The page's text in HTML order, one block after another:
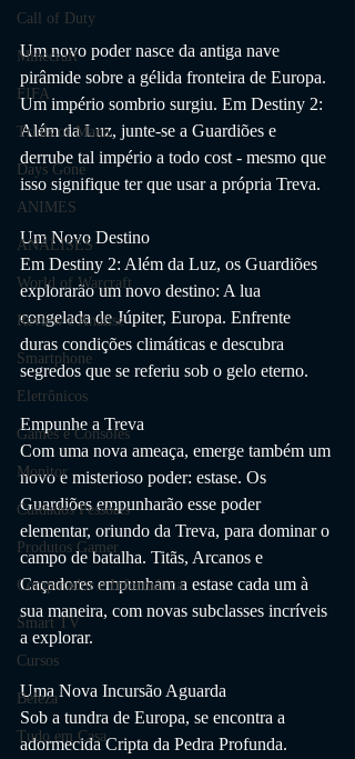
Call of Duty
Minecraft
FIFA
Trials of Mana
Days Gone
ANIMES
ANÁLISES
World of Warcraft
Review e Análise
Smartphone
Eletrônicos
Games e Consoles
Monitor
Cuidados Pessoais
Produtos Gamer
Computador e Informática
Smart TV
Cursos
Beleza
Tudo em Casa
Um novo poder nasce da antiga nave
pirâmide sobre a gélida fronteira de Europa.
Um império sombrio surgiu. Em Destiny 2:
Além da Luz, junte-se a Guardiões e
derrube tal império a todo cost - mesmo que
isso signifique ter que usar a própria Treva.
Um Novo Destino
Em Destiny 2: Além da Luz, os Guardiões
explorarão um novo destino: A lua
congelada de Júpiter, Europa. Enfrente
duras condições climáticas e descubra
segredos que se referiu sob o gelo eterno.
Empunhe a Treva
Com uma nova ameaça, emerge também um
novo e misterioso poder: estase. Os
Guardiões empunharão esse poder
elementar, oriundo da Treva, para dominar o
campo de batalha. Titãs, Arcanos e
Caçadores empunham a estase cada um à
sua maneira, com novas subclasses incríveis
a explorar.
Uma Nova Incursão Aguarda
Sob a tundra de Europa, se encontra a
adormecida Cripta da Pedra Profunda.